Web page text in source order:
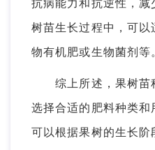
抗病能力和抗逆性，
树苗生长过程中，可以
物有机肥或生物菌剂等
综上所述，果树苗
选择合适的肥料种类和
可以根据果树的生长